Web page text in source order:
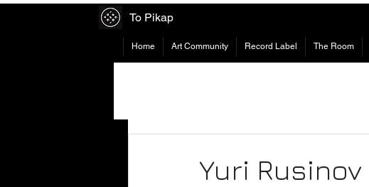
To Pikap
Home Art Community Record Label The Room
Yuri